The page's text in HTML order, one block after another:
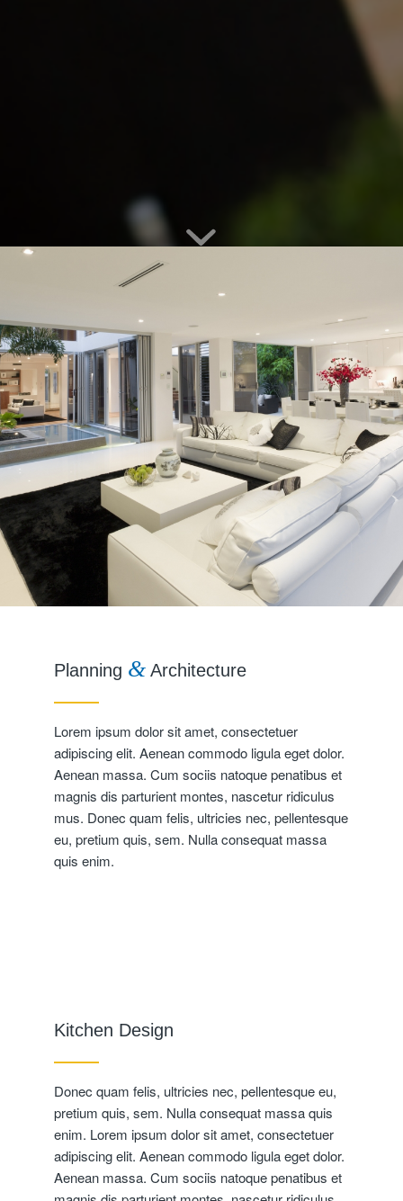
Planning & Architecture
Lorem ipsum dolor sit amet, consectetuer
adipiscing elit. Aenean commodo ligula eget dolor.
Aenean massa. Cum sociis natoque penatibus et
magnis dis parturient montes, nascetur ridiculus
mus. Donec quam felis, ultricies nec, pellentesque
eu, pretium quis, sem. Nulla consequat massa
quis enim.
Kitchen Design
Donec quam felis, ultricies nec, pellentesque eu,
pretium quis, sem. Nulla consequat massa quis
enim. Lorem ipsum dolor sit amet, consectetuer
adipiscing elit. Aenean commodo ligula eget dolor.
Aenean massa. Cum sociis natoque penatibus et